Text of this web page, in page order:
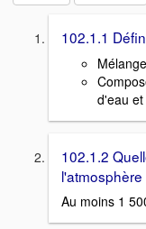
102.1.1
d'eau
102.1.2
l'atmosphère
Au moins 1